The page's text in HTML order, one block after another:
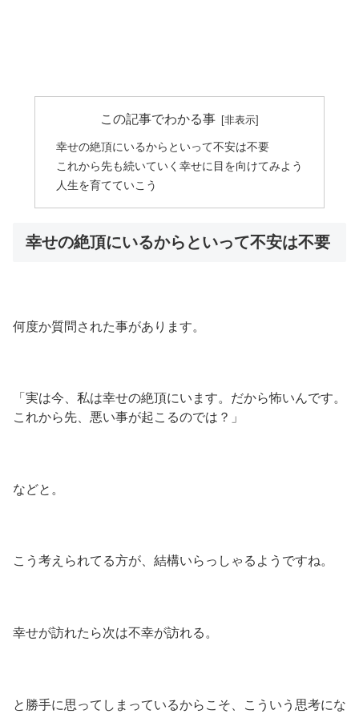
この記事でわかる事
幸せの絶頂にいるからといって不安は不要
これから先も続いていく幸せに目を向けてみよう
人生を育てていこう
幸せの絶頂にいるからといって不安は不要
何度か質問された事があります。
「実は今、私は幸せの絶頂にいます。だから怖いんです。
これから先、悪い事が起こるのでは？」
などと。
こう考えられてる方が、結構いらっしゃるようですね。
幸せが訪れたら次は不幸が訪れる。
と勝手に思ってしまっているからこそ、こういう思考にな